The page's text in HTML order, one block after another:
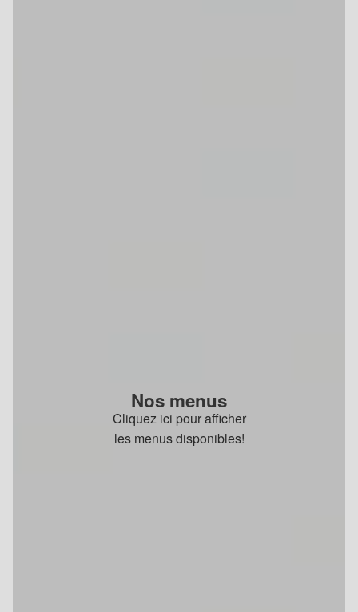
Nos menus
Cliquez ici pour afficher
les menus disponibles!